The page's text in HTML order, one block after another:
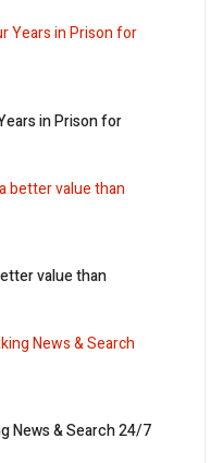
in Prison for
value than
News & Search 24/7